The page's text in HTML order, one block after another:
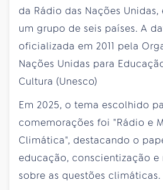
da Rádio das Nações Unidas,
um grupo de seis países. A
oficializada em 2011 pela
Nações Unidas para
Cultura (Unesco)
Em 2025, o tema escolhido
comemorações foi "Rádio e
Climática", destacando o
educação, conscientização
sobre as questões climáticas.